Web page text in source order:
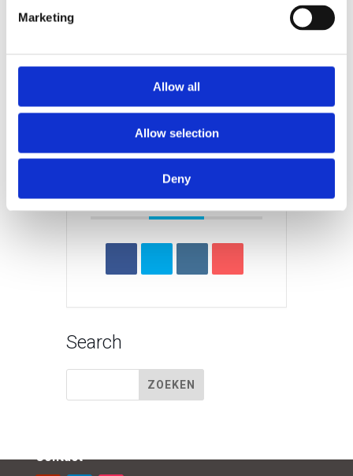
Marketing
Allow all
Allow selection
Deny
All Day
DEEL DIT EVENEMENT
Search
Contact